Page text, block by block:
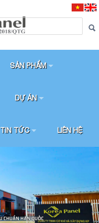
SẢN PHẨM
DỰ ÁN
TIN TỨC LIÊN HỆ